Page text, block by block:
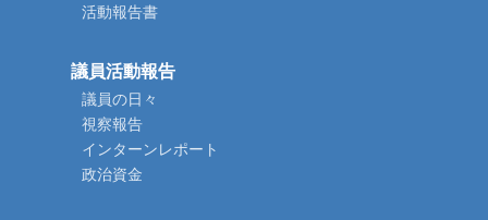
活動報告書
議員活動報告
議員の日々
視察報告
インターンレポート
政治資金